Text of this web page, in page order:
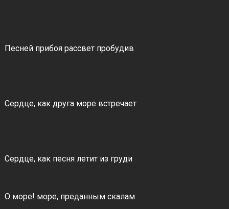
Песней прибоя рассвет пробудив
Сердце, как друга море встречает
Сердце, как песня летит из груди
О море! море, преданным скалам